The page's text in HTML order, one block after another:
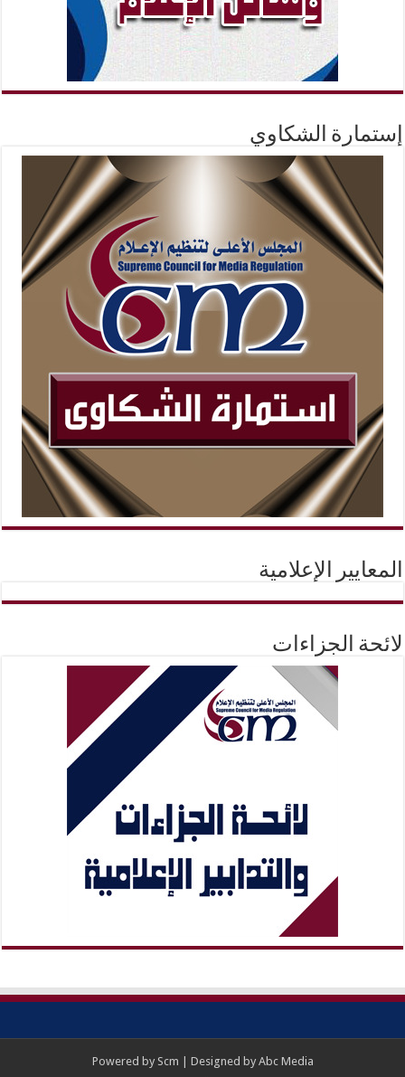
إستمارة الشكاوي
المعايير الإعلامية
لائحة الجزاءات
Powered by Scm | Designed by Abc Media